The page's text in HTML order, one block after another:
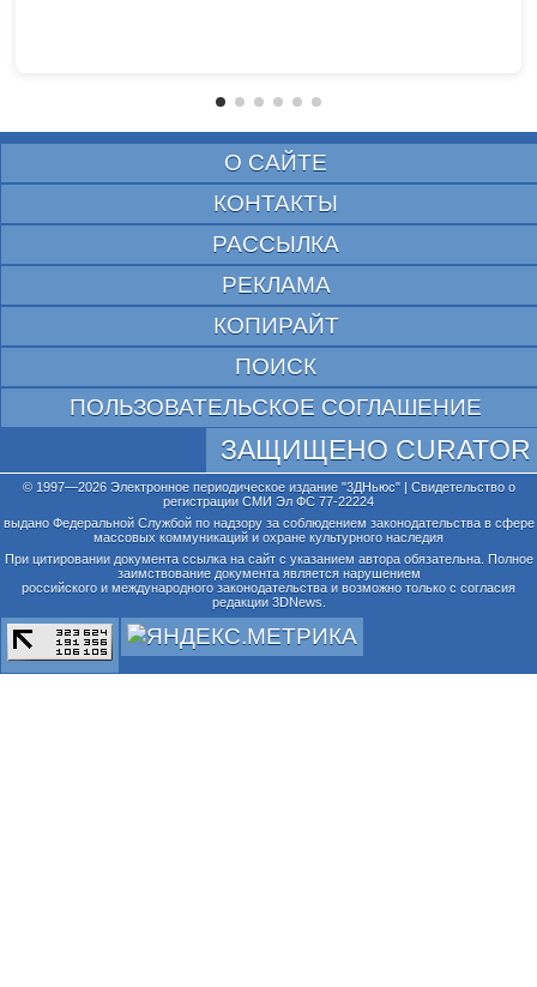
О САЙТЕ
КОНТАКТЫ
РАССЫЛКА
РЕКЛАМА
КОПИРАЙТ
ПОИСК
ПОЛЬЗОВАТЕЛЬСКОЕ СОГЛАШЕНИЕ
ЗАЩИЩЕНО CURATOR
© 1997—2026 Электронное периодическое издание "3ДНьюс" | Свидетельство о
регистрации СМИ Эл ФС 77-22224
выдано Федеральной Службой по надзору за соблюдением законодательства в сфере
массовых коммуникаций и охране культурного наследия
При цитировании документа ссылка на сайт с указанием автора обязательна. Полное
заимствование документа является нарушением
российского и международного законодательства и возможно только с согласия
редакции 3DNews.